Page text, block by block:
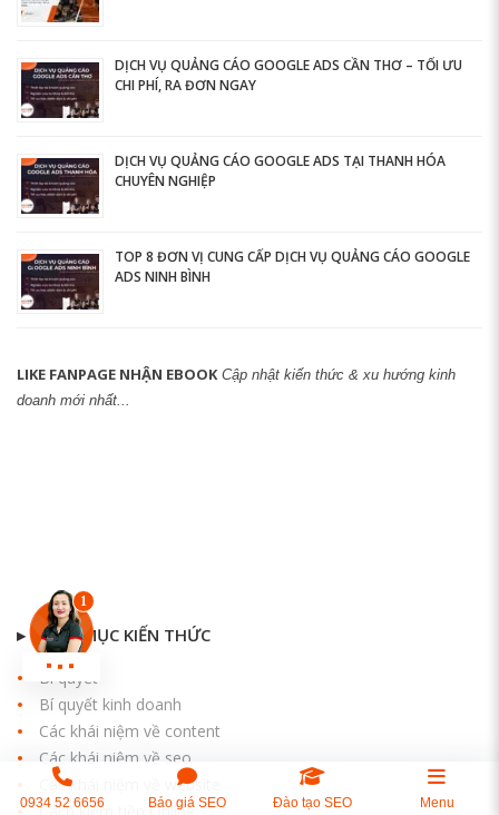
DỊCH VỤ QUẢNG CÁO GOOGLE ADS CẦN THƠ – TỐI ƯU
CHI PHÍ, RA ĐƠN NGAY
DỊCH VỤ QUẢNG CÁO GOOGLE ADS TẠI THANH HÓA
CHUYÊN NGHIỆP
TOP 8 ĐƠN VỊ CUNG CẤP DỊCH VỤ QUẢNG CÁO GOOGLE
ADS NINH BÌNH
LIKE FANPAGE NHẬN EBOOK Cập nhật kiến thức & xu hướng kinh
doanh mới nhất...
▸ DANH MỤC KIẾN THỨC
Bí quyết
Bí quyết kinh doanh
Các khái niệm về content
Các khái niệm về seo
Các khái niệm về website
0934 52 6656 Báo giá SEO Đào tạo SEO Menu